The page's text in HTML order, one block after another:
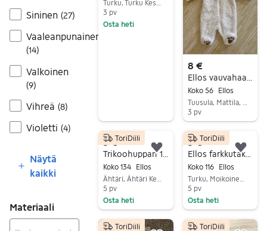
Sininen (27)
Vaaleanpunainen
(14)
Valkoinen
(9)
Vihreä (8)
Violetti (4)
Näytä
kaikki
Materiaali
3 pv
Osta heti
Siirry ilmoitukseen
8 €
Koko 56
Ellos
3 pv
3 €
Koko 134
Ellos
5 pv
Osta heti
ToriDiili
Lisää suosikiksi.
5 €
Ellos farkkutakki koko 116 sininen unisex
Koko 116
Ellos
5 pv
Osta heti
ToriDiili
ToriDiili ToriDiili